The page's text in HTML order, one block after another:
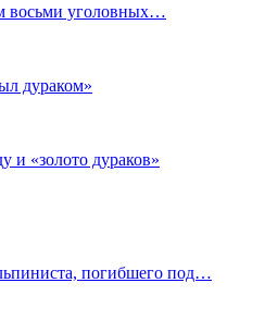
восьми уголовных…
дураком»
и «золото дураков»
погибшего под…